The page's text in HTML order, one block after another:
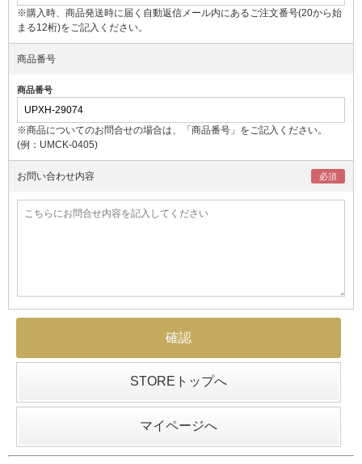
※購入時、商品発送時に届く自動返信メール内にあるご注文番号(20から始
まる12桁)をご記入ください。
商品番号
商品番号
※商品についてのお問合せの場合は、「商品番号」をご記入ください。
(例：UMCK-0405)
お問い合わせ内容
STOREトップへ
マイページへ